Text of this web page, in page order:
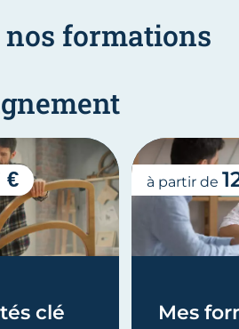
nos formations
clé
€
Mes
à partir de